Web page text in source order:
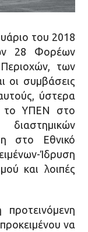
του 2018
28 Φορέων
των
οι συμβάσεις
ύστερα
το ΥΠΕΝ στο
στο Εθνικό
Ίδρυση
και λοιπές
να